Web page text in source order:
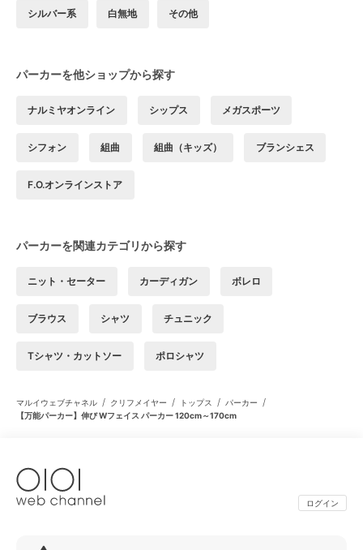
シルバー系 白無地 その他
パーカーを他ショップから探す
ナルミヤオンライン シップス メガスポーツ
シフォン 組曲 組曲（キッズ） ブランシェス
F.O.オンラインストア
パーカーを関連カテゴリから探す
ニット・セーター カーディガン ボレロ
ブラウス シャツ チュニック
Tシャツ・カットソー ポロシャツ
マルイウェブチャネル / クリフメイヤー / トップス / パーカー /
【万能パーカー】伸び Wフェイス パーカー 120cm～170cm
ログイン